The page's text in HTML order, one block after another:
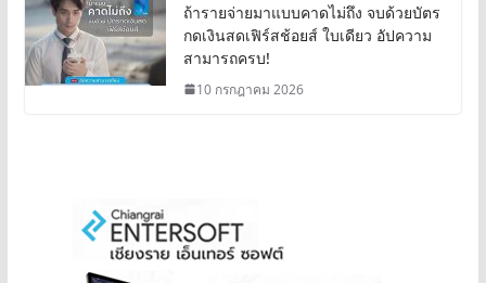
ถ้ารายจ่ายมาแบบคาดไม่ถึง จบด้วยบัตร
กดเงินสดเฟิร์สช้อยส์ ใบเดียว อัปความ
สามารถครบ!
10 กรกฎาคม 2026